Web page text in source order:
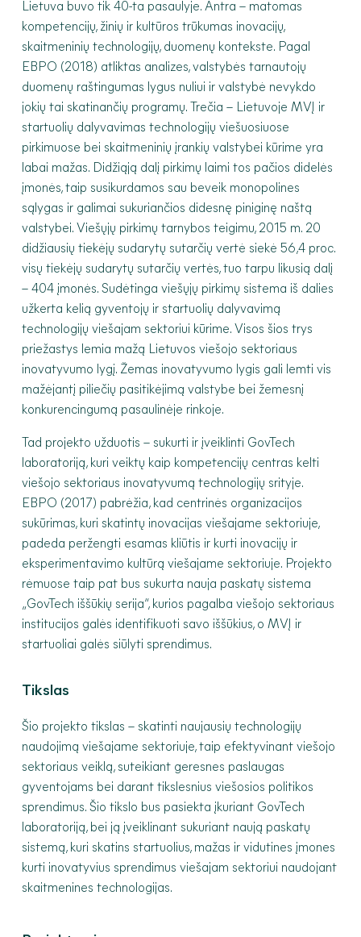
Lietuva buvo tik 40-ta pasaulyje. Antra – matomas
kompetencijų, žinių ir kultūros trūkumas inovacijų,
skaitmeninių technologijų, duomenų kontekste. Pagal
EBPO (2018) atliktas analizes, valstybės tarnautojų
duomenų raštingumas lygus nuliui ir valstybė nevykdo
jokių tai skatinančių programų. Trečia – Lietuvoje MVĮ ir
startuolių dalyvavimas technologijų viešuosiuose
pirkimuose bei skaitmeninių įrankių valstybei kūrime yra
labai mažas. Didžiąją dalį pirkimų laimi tos pačios didelės
įmonės, taip susikurdamos sau beveik monopolines
sąlygas ir galimai sukuriančios didesnę piniginę naštą
valstybei. Viešųjų pirkimų tarnybos teigimu, 2015 m. 20
didžiausių tiekėjų sudarytų sutarčių vertė siekė 56,4 proc.
visų tiekėjų sudarytų sutarčių vertės, tuo tarpu likusią dalį
– 404 įmonės. Sudėtinga viešųjų pirkimų sistema iš dalies
užkerta kelią gyventojų ir startuolių dalyvavimą
technologijų viešajam sektoriui kūrime. Visos šios trys
priežastys lemia mažą Lietuvos viešojo sektoriaus
inovatyvumo lygį. Žemas inovatyvumo lygis gali lemti vis
mažėjantį piliečių pasitikėjimą valstybe bei žemesnį
konkurencingumą pasaulinėje rinkoje.
Tad projekto užduotis – sukurti ir įveiklinti GovTech
laboratoriją, kuri veiktų kaip kompetencijų centras kelti
viešojo sektoriaus inovatyvumą technologijų srityje.
EBPO (2017) pabrėžia, kad centrinės organizacijos
sukūrimas, kuri skatintų inovacijas viešajame sektoriuje,
padeda peržengti esamas kliūtis ir kurti inovacijų ir
eksperimentavimo kultūrą viešajame sektoriuje. Projekto
rėmuose taip pat bus sukurta nauja paskatų sistema
„GovTech iššūkių serija“, kurios pagalba viešojo sektoriaus
institucijos galės identifikuoti savo iššūkius, o MVĮ ir
startuoliai galės siūlyti sprendimus.
Tikslas
Šio projekto tikslas – skatinti naujausių technologijų
naudojimą viešajame sektoriuje, taip efektyvinant viešojo
sektoriaus veiklą, suteikiant geresnes paslaugas
gyventojams bei darant tikslesnius viešosios politikos
sprendimus. Šio tikslo bus pasiekta įkuriant GovTech
laboratoriją, bei ją įveiklinant sukuriant naują paskatų
sistemą, kuri skatins startuolius, mažas ir vidutines įmones
kurti inovatyvius sprendimus viešajam sektoriui naudojant
skaitmenines technologijas.